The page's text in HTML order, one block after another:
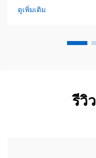
พิมพ์ และทำงานร่วมกับอุ
ดูเพิ่มเติม
รีวิ